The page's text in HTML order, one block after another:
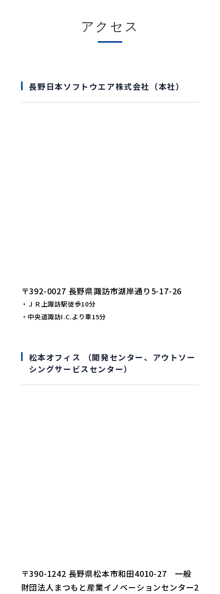
アクセス
長野日本ソフトウエア株式会社（本社）
〒392-0027 長野県諏訪市湖岸通り5-17-26
・ＪＲ上諏訪駅徒歩10分
・中央道諏訪I.C.より車15分
松本オフィス （開発センター、アウトソー
シングサービスセンター）
〒390-1242 長野県松本市和田4010-27 一般
財団法人まつもと産業イノベーションセンター2